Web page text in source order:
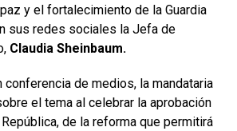
y el fortalecimiento de la Guardia
sus redes sociales la Jefa de
Claudia Sheinbaum.
conferencia de medios, la mandataria
el tema al celebrar la aprobación
de la reforma que permitirá